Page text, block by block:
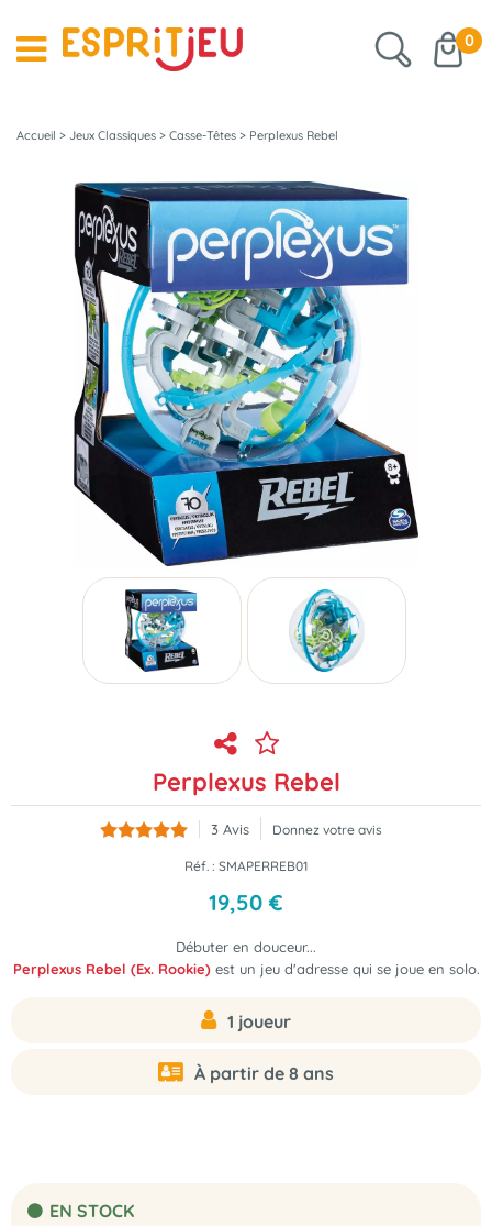
0
Accueil > Jeux Classiques > Casse-Têtes > Perplexus Rebel
Perplexus Rebel
3 Avis Donnez votre avis
Réf. : SMAPERREB01
19,50 €
Débuter en douceur...
Perplexus Rebel (Ex. Rookie)est un jeu d'adresse qui se joue en solo.
1 joueur
À partir de 8 ans
EN STOCK